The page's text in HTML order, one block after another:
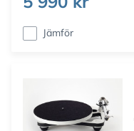
Jämför